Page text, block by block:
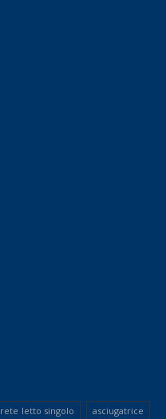
rete letto singolo asciugatrice